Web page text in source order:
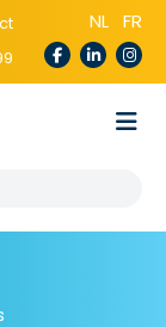
NL FR